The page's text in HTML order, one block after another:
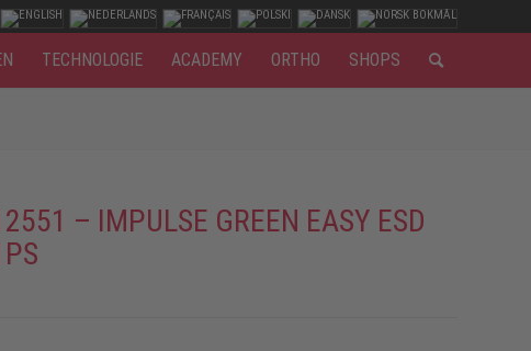
TECHNOLOGIE ACADEMY ORTHO SHOPS
– IMPULSE GREEN EASY ESD